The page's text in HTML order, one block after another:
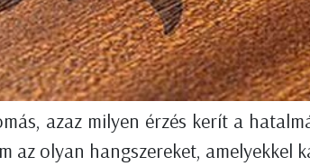
azaz milyen érzés kerít a
az olyan hangszereket, amelyekkel